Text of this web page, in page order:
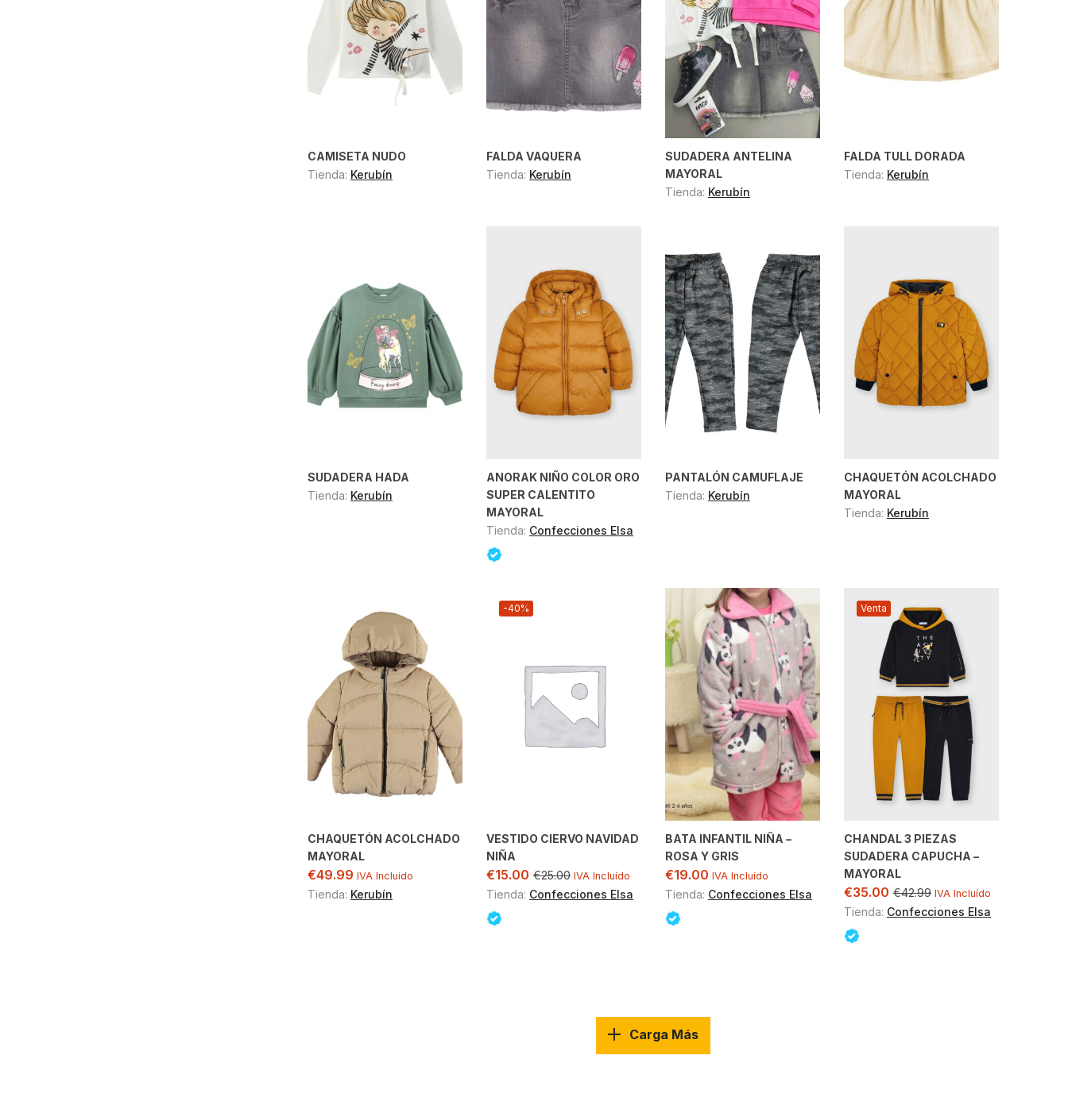
CAMISETA NUDO
Tienda: Kerubín
FALDA VAQUERA
Tienda: Kerubín
SUDADERA ANTELINA
MAYORAL
Tienda: Kerubín
FALDA TULL DORADA
Tienda: Kerubín
SUDADERA HADA
Tienda: Kerubín
ANORAK NIÑO COLOR ORO
SUPER CALENTITO
MAYORAL
Tienda: Confecciones Elsa
PANTALÓN CAMUFLAJE
Tienda: Kerubín
CHAQUETÓN ACOLCHADO
MAYORAL
Tienda: Kerubín
CHAQUETÓN ACOLCHADO
MAYORAL
€49.99 IVA Incluído
Tienda: Kerubín
-40%
VESTIDO CIERVO NAVIDAD
NIÑA
€15.00 €25.00 IVA Incluído
Tienda: Confecciones Elsa
BATA INFANTIL NIÑA –
ROSA Y GRIS
€19.00 IVA Incluído
Tienda: Confecciones Elsa
Venta
CHANDAL 3 PIEZAS
SUDADERA CAPUCHA –
MAYORAL
€35.00 €42.99 IVA Incluído
Tienda: Confecciones Elsa
Carga Más